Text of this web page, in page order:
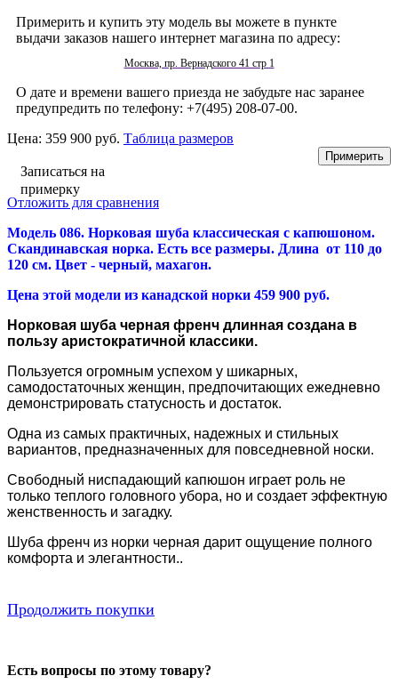
Примерить и купить эту модель вы можете в пункте
выдачи заказов нашего интернет магазина по адресу:
Москва, пр. Вернадского 41 стр 1
О дате и времени вашего приезда не забудьте нас заранее
предупредить по телефону: +7(495) 208-07-00.
Цена: 359 900 руб. Таблица размеров
Записаться на
примерку
Отложить для сравнения
Модель 086. Норковая шуба классическая с капюшоном.
Скандинавская норка. Есть все размеры. Длина от 110 до
120 см. Цвет - черный, махагон.
Цена этой модели из канадской норки 459 900 руб.
Норковая шуба черная френч длинная создана в
пользу аристократичной классики.
Пользуется огромным успехом у шикарных,
самодостаточных женщин, предпочитающих ежедневно
демонстрировать статусность и достаток.
Одна из самых практичных, надежных и стильных
вариантов, предназначенных для повседневной носки.
Свободный ниспадающий капюшон играет роль не
только теплого головного убора, но и создает эффектную
женственность и загадку.
Шуба френч из норки черная дарит ощущение полного
комфорта и элегантности..
Продолжить покупки
Есть вопросы по этому товару?